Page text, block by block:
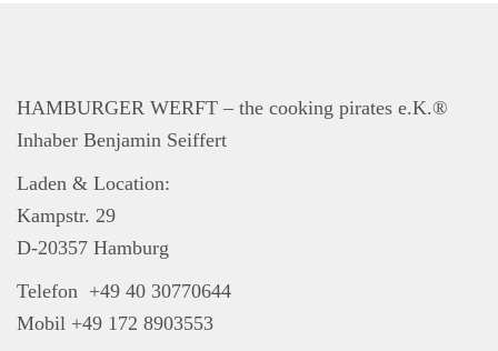
HAMBURGER WERFT – the cooking pirates e.K.®
Inhaber Benjamin Seiffert
Laden & Location:
Kampstr. 29
D-20357 Hamburg
Telefon +49 40 30770644
Mobil +49 172 8903553